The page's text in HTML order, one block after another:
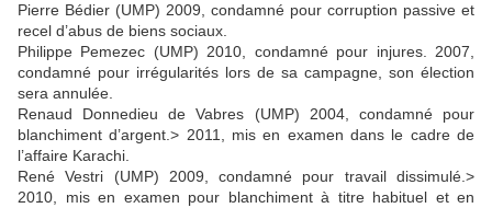
Pierre Bédier (UMP) 2009, condamné pour corruption passive et
recel d’abus de biens sociaux.
Philippe Pemezec (UMP) 2010, condamné pour injures. 2007,
condamné pour irrégularités lors de sa campagne, son élection
sera annulée.
Renaud Donnedieu de Vabres (UMP) 2004, condamné pour
blanchiment d’argent.> 2011, mis en examen dans le cadre de
l’affaire Karachi.
René Vestri (UMP) 2009, condamné pour travail dissimulé.>
2010, mis en examen pour blanchiment à titre habituel et en